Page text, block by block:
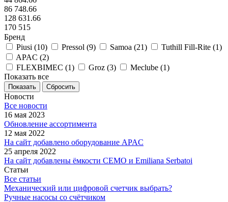
86 748.66
128 631.66
170 515
Бренд
Piusi (10) Pressol (9) Samoa (21) Tuthill Fill-Rite (1)
APAC (2)
FLEXBIMEC (1) Groz (3) Meclube (1)
Показать все
Сбросить
Новости
Все новости
16 мая 2023
Обновление ассортимента
12 мая 2022
На сайт добавлено оборудование APAC
25 апреля 2022
На сайт добавлены ёмкости CEMO и Emiliana Serbatoi
Статьи
Все статьи
Механический или цифровой счетчик выбрать?
Ручные насосы со счётчиком